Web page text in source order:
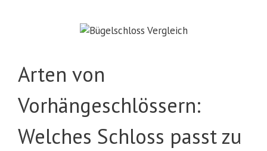
Arten von
Vorhängeschlössern:
Welches Schloss passt zu